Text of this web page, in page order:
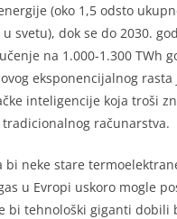
(oko 1,5 odsto
svetu), dok se do 2030.
na 1.000-1.300 TWh
eksponencijalnog rasta
inteligencije koja troši
računarstva.
bi neke stare
u Evropi uskoro mogle
bi tehnološki giganti dobili